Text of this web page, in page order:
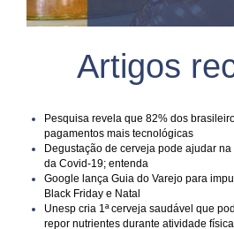
Artigos
Pesquisa revela que 82% dos
pagamentos mais tecnológicas
Degustação de cerveja pode ajudar
da Covid-19; entenda
Google lança Guia do Varejo para
Black Friday e Natal
Unesp cria 1ª cerveja saudável que
repor nutrientes durante atividade física